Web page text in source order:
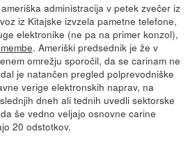
administracija v petek zvečer iz
iz Kitajske izvzela pametne telefone,
elektronike (ne pa na primer konzol),
. Ameriški predsednik je že v
omrežju sporočil, da se carinam ne
je natančen pregled polprevodniške
verige elektronskih naprav, na
dneh ali tednih uvedli sektorske
še vedno veljajo osnovne carine
20 odstotkov.